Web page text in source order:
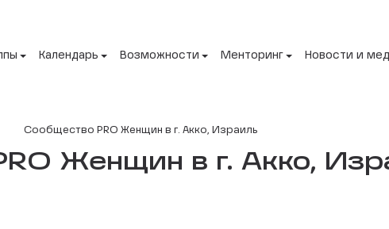
Календарь Возможности Менторинг Новости и
Сообщество PRO Женщин в г. Акко, Израиль
Женщин в г. Акко,